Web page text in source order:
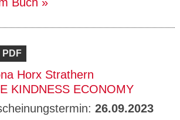
PDF
Horx Strathern
KINDNESS ECONOMY
26.09.2023